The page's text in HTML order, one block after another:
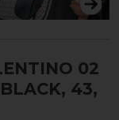
02
43,